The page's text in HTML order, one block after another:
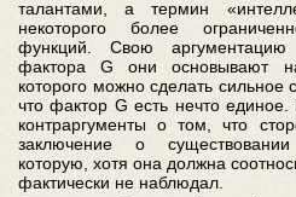
талантами, а термин
некоторого более
функций. Свою аргументацию
фактора G они основывают
которого можно сделать сильное
что фактор G есть нечто
контраргументы о том, что
заключение о существовании
которую, хотя она должна
фактически не наблюдал.